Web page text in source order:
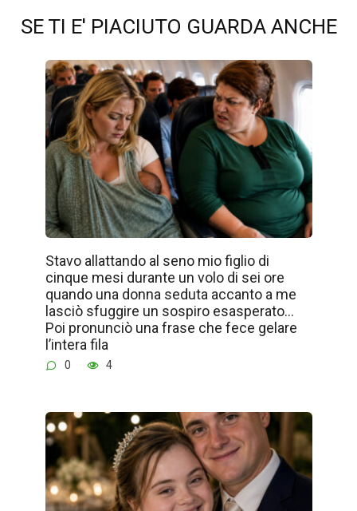
SE TI E' PIACIUTO GUARDA ANCHE
Stavo allattando al seno mio figlio di
cinque mesi durante un volo di sei ore
quando una donna seduta accanto a me
lasciò sfuggire un sospiro esasperato…
Poi pronunciò una frase che fece gelare
l’intera fila
0 4